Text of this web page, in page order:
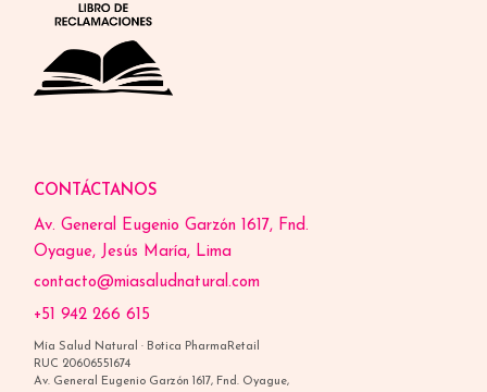
CONTÁCTANOS
Av. General Eugenio Garzón 1617, Fnd.
Oyague, Jesús María, Lima
contacto@miasaludnatural.com
+51 942 266 615
Mía Salud Natural · Botica PharmaRetail
RUC 20606551674
Av. General Eugenio Garzón 1617, Fnd. Oyague,